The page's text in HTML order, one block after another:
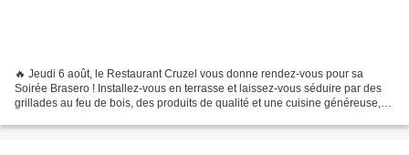
🔥 Jeudi 6 août, le Restaurant Cruzel vous donne rendez-vous pour sa
Soirée Brasero ! Installez-vous en terrasse et laissez-vous séduire par des
grillades au feu de bois, des produits de qualité et une cuisine généreuse,